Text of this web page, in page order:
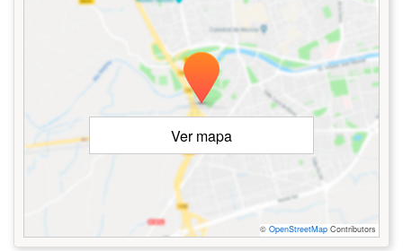
Ver mapa
© OpenStreetMap Contributors